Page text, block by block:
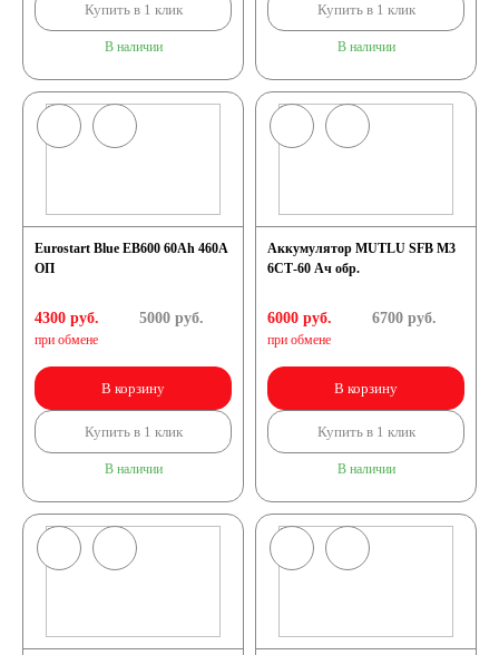
Купить в 1 клик
В наличии
Купить в 1 клик
В наличии
Eurostart Blue EB600 60Ah 460A
ОП
4300 руб.
при обмене
5000руб.
В корзину
Купить в 1 клик
В наличии
Аккумулятор MUTLU SFB M3
6СТ-60 Ач обр.
6000 руб.
при обмене
6700руб.
В корзину
Купить в 1 клик
В наличии